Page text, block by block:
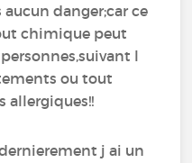
danger;car ce
chimique peut
l
ou tout
allergiques!!
j ai un